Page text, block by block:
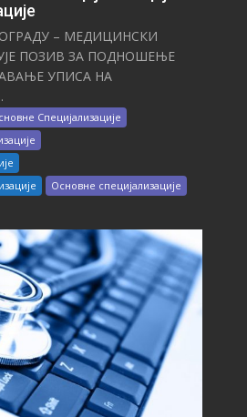
– МЕДИЦИНСКИ
ПОЗИВ ЗА ПОДНОШЕЊЕ
УПИСА НА
Специјализације
Основне специјализације